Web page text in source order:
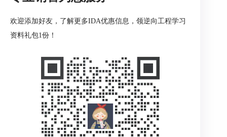
欢迎添加好友，了解更多IDA优惠信息，领逆向工程学习
资料礼包1份！